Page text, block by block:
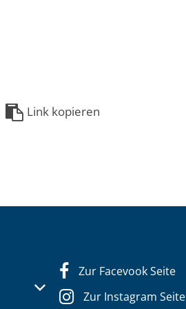
Link kopieren
oder Schließzeiten auszublenden
Zur Facevook Seite
Zur Instagram Seite